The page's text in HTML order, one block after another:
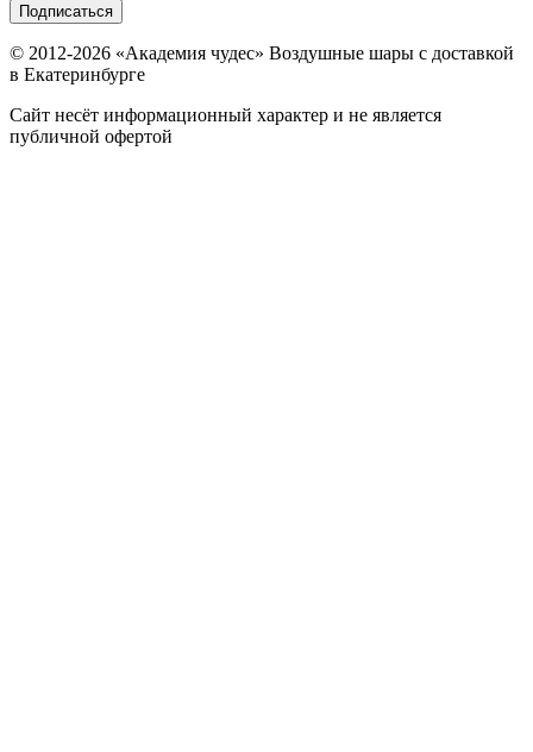
Подписаться
© 2012-2026 «Академия чудес» Воздушные шары с доставкой
в Екатеринбурге
Сайт несёт информационный характер и не является
публичной офертой